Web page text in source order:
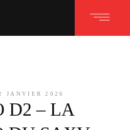
JANVIER 2026
D2 – LA